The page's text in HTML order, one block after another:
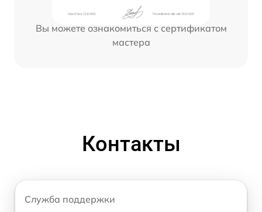
Вы можете ознакомиться с сертификатом
мастера
Контакты
Служба поддержки